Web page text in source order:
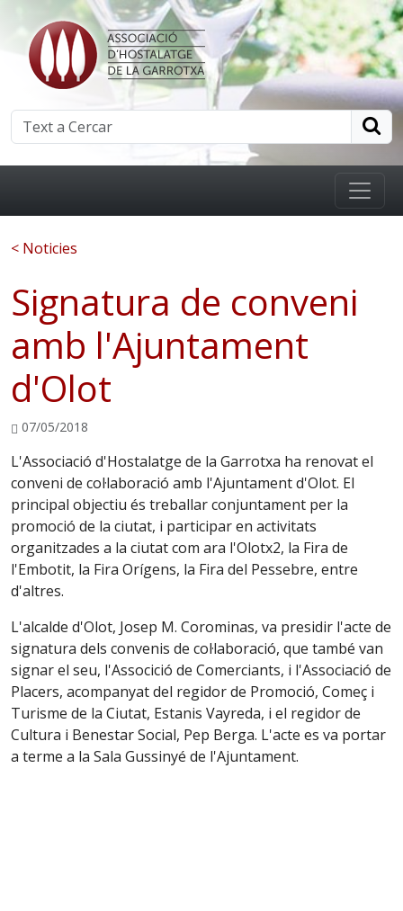
< Noticies
Signatura de conveni
amb l'Ajuntament
d'Olot
07/05/2018
L'Associació d'Hostalatge de la Garrotxa ha renovat el
conveni de col·laboració amb l'Ajuntament d'Olot. El
principal objectiu és treballar conjuntament per la
promoció de la ciutat, i participar en activitats
organitzades a la ciutat com ara l'Olotx2, la Fira de
l'Embotit, la Fira Orígens, la Fira del Pessebre, entre
d'altres.
L'alcalde d'Olot, Josep M. Corominas, va presidir l'acte de
signatura dels convenis de col·laboració, que també van
signar el seu, l'Associció de Comerciants, i l'Associació de
Placers, acompanyat del regidor de Promoció, Começ i
Turisme de la Ciutat, Estanis Vayreda, i el regidor de
Cultura i Benestar Social, Pep Berga. L'acte es va portar
a terme a la Sala Gussinyé de l'Ajuntament.